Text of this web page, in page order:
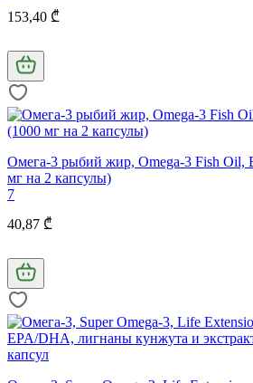
153,40 ₾
Омега-3 рыбий жир, Omega-3 Fish Oil,
мг на 2 капсулы)
7
40,87 ₾